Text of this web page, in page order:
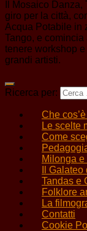
Il Mosaico
giro per la città,
Acqua Potabile in
Tango, e
tenere workshop
grandi artisti.
Ricerca per:
Che
Le scelte
Come
Milonga e
Il
Tandas e
Folklore
La
Contatti
Cookie